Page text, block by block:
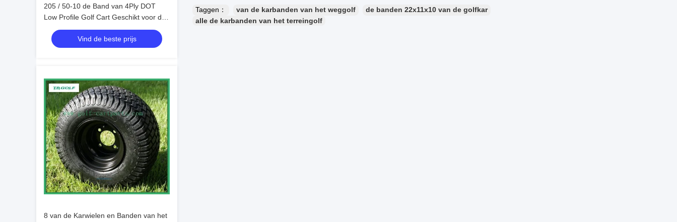
205 / 50-10 de Band van 4Ply DOT
Low Profile Golf Cart Geschikt voor de
Auto van EZGO/van de Club
Vind de beste prijs
8 van de Karwielen en Banden van het
Taggen：
van de karbanden van het weggolf
de banden 22x11x10 van de golfkar
alle de karbanden van het terreingolf